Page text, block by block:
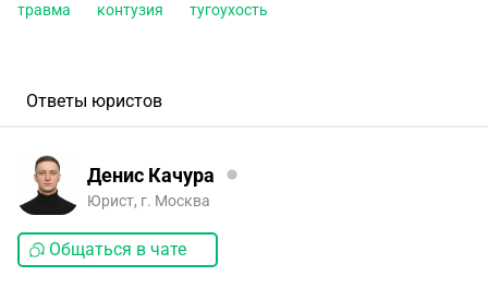
травма контузия тугоухость
Ответы юристов
Денис Качура
Юрист, г. Москва
Общаться в чате